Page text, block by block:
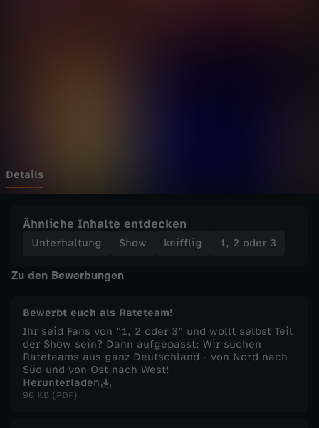
o
d
e
r
3
-
S
Details
Ähnliche Inhalte entdecken
Unterhaltung Show knifflig 1, 2 oder 3
Zu den Bewerbungen
Bewerbt euch als Rateteam!
Ihr seid Fans von “1, 2 oder 3” und wollt selbst Teil
der Show sein? Dann aufgepasst: Wir suchen
Rateteams aus ganz Deutschland - von Nord nach
Süd und von Ost nach West!
Herunterladen
96 KB (PDF)